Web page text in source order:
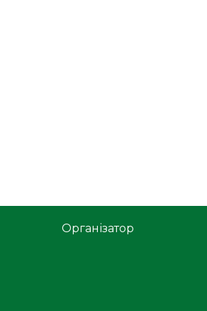
Організатор